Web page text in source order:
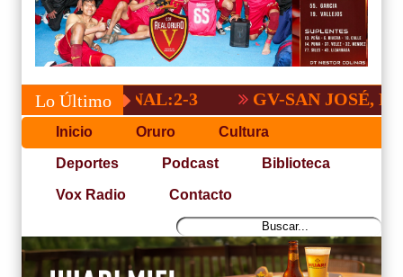
Lo Último
NACIONAL:2-3 GV-SAN JOSÉ, NO
Inicio Oruro Cultura
Deportes Podcast Biblioteca
Vox Radio Contacto